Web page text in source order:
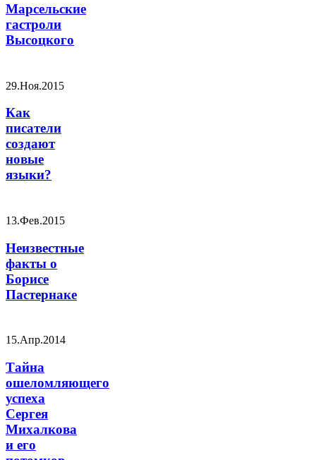
Марсельские
гастроли
Высоцкого
29.Ноя.2015
Как
писатели
создают
новые
языки?
13.Фев.2015
Неизвестные
факты о
Борисе
Пастернаке
15.Апр.2014
Тайна
ошеломляющего
успеха
Сергея
Михалкова
и его